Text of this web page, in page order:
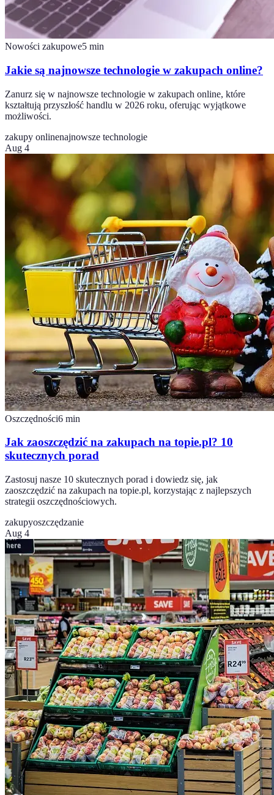
Nowości zakupowe5 min
Jakie są najnowsze technologie w zakupach online?
Zanurz się w najnowsze technologie w zakupach online, które
kształtują przyszłość handlu w 2026 roku, oferując wyjątkowe
możliwości.
zakupy onlinenajnowsze technologie
Aug 4
Oszczędności6 min
Jak zaoszczędzić na zakupach na topie.pl? 10
skutecznych porad
Zastosuj nasze 10 skutecznych porad i dowiedz się, jak
zaoszczędzić na zakupach na topie.pl, korzystając z najlepszych
strategii oszczędnościowych.
zakupyoszczędzanie
Aug 4